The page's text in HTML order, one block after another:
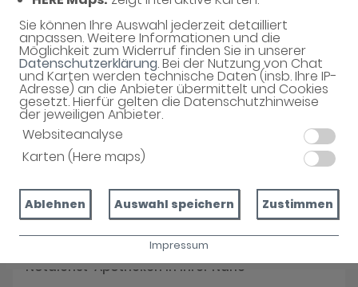
Sie können Ihre Auswahl jederzeit detailliert
anpassen. Weitere Informationen und die
Möglichkeit zum Widerruf finden Sie in unserer
Datenschutzerklärung. Bei der Nutzung von Chat
und Karten werden technische Daten (insb. Ihre IP-
Adresse) an die Anbieter übermittelt und Cookies
gesetzt. Hierfür gelten die Datenschutzhinweise
der jeweiligen Anbieter.
Websiteanalyse
Karten (Here maps)
Ablehnen Auswahl speichern Zustimmen
Impressum
Willkommen in Ihrer Apotheke
Ihre Gesundheitsberatung vor Ort
Unverbindliche Reservierung
Notdienst-Apotheken in Ihrer Nähe